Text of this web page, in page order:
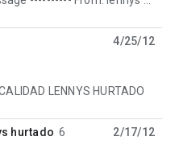
4/25/12
LENNYS HURTADO
hurtado 6 2/17/12